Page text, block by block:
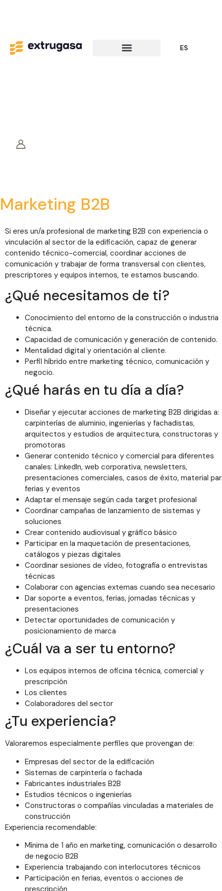
ES
Marketing B2B
Si eres un/a profesional de marketing B2B con experiencia o
vinculación al sector de la edificación, capaz de generar
contenido técnico-comercial, coordinar acciones de
comunicación y trabajar de forma transversal con clientes,
prescriptores y equipos internos, te estamos buscando.
¿Qué necesitamos de ti?
Conocimiento del entorno de la construcción o industria
técnica.
Capacidad de comunicación y generación de contenido.
Mentalidad digital y orientación al cliente.
Perfil híbrido entre marketing técnico, comunicación y
negocio.
¿Qué harás en tu día a día?
Diseñar y ejecutar acciones de marketing B2B dirigidas a:
carpinterías de aluminio, ingenierías y fachadistas,
arquitectos y estudios de arquitectura, constructoras y
promotoras
Generar contenido técnico y comercial para diferentes
canales: LinkedIn, web corporativa, newsletters,
presentaciones comerciales, casos de éxito, material
ferias y eventos
Adaptar el mensaje según cada target profesional
Coordinar campañas de lanzamiento de sistemas y
soluciones
Crear contenido audiovisual y gráfico básico
Participar en la maquetación de presentaciones,
catálogos y piezas digitales
Coordinar sesiones de vídeo, fotografía o entrevistas
técnicas
Colaborar con agencias externas cuando sea necesario
Dar soporte a eventos, ferias, jornadas técnicas y
presentaciones
Detectar oportunidades de comunicación y
posicionamiento de marca
¿Cuál va a ser tu entorno?
Los equipos internos de oficina técnica, comercial y
prescripción
Los clientes
Colaboradores del sector
¿Tu experiencia?
Valoraremos especialmente perfiles que provengan de:
Empresas del sector de la edificación
Sistemas de carpintería o fachada
Fabricantes industriales B2B
Estudios técnicos o ingenierías
Constructoras o compañías vinculadas a materiales de
construcción
Experiencia recomendable:
Mínima de 1 año en marketing, comunicación o desarrollo
de negocio B2B
Experiencia trabajando con interlocutores técnicos
Participación en ferias, eventos o acciones de